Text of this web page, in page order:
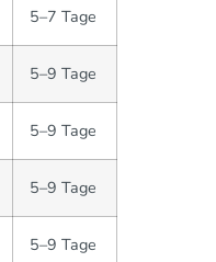
5–7 Tage
5–9 Tage
5–9 Tage
5–9 Tage
5–9 Tage